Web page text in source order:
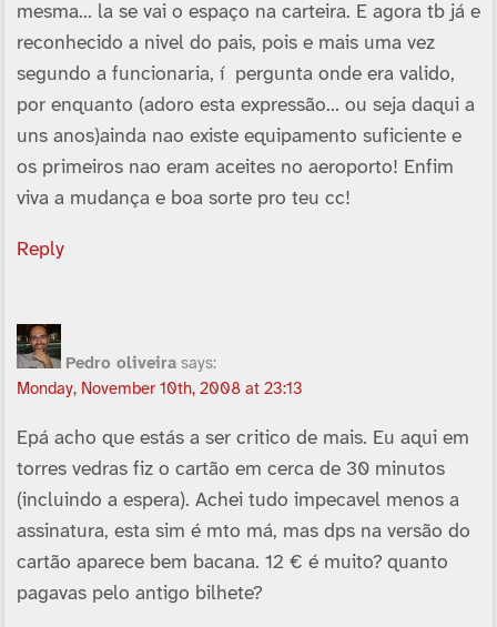
mesma… la se vai o espaço na carteira. E agora tb já e
reconhecido a nivel do pais, pois e mais uma vez
segundo a funcionaria, í pergunta onde era valido,
por enquanto (adoro esta expressão… ou seja daqui a
uns anos)ainda nao existe equipamento suficiente e
os primeiros nao eram aceites no aeroporto! Enfim
viva a mudança e boa sorte pro teu cc!
Reply
Pedro oliveira says:
Monday, November 10th, 2008 at 23:13
Epá acho que estás a ser critico de mais. Eu aqui em
torres vedras fiz o cartão em cerca de 30 minutos
(incluindo a espera). Achei tudo impecavel menos a
assinatura, esta sim é mto má, mas dps na versão do
cartão aparece bem bacana. 12 € é muito? quanto
pagavas pelo antigo bilhete?